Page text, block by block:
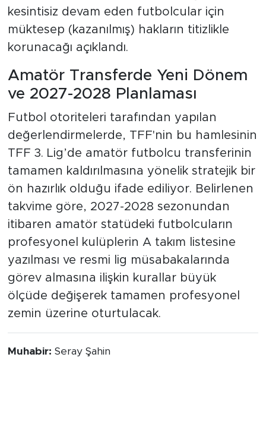
kesintisiz devam eden futbolcular için
müktesep (kazanılmış) hakların titizlikle
korunacağı açıklandı.
Amatör Transferde Yeni Dönem
ve 2027-2028 Planlaması
Futbol otoriteleri tarafından yapılan
değerlendirmelerde, TFF'nin bu hamlesinin
TFF 3. Lig’de amatör futbolcu transferinin
tamamen kaldırılmasına yönelik stratejik bir
ön hazırlık olduğu ifade ediliyor. Belirlenen
takvime göre, 2027-2028 sezonundan
itibaren amatör statüdeki futbolcuların
profesyonel kulüplerin A takım listesine
yazılması ve resmi lig müsabakalarında
görev almasına ilişkin kurallar büyük
ölçüde değişerek tamamen profesyonel
zemin üzerine oturtulacak.
Muhabir: Seray Şahin